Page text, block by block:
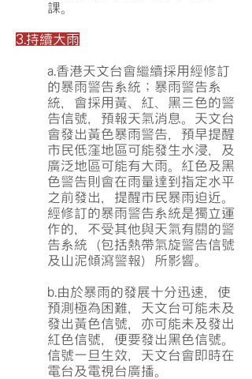
課。
3.持續大雨
a.香港天文台會繼續採用經修訂
的暴雨警告系統；暴雨警告系
統，會採用黃、紅、黑三色的警
告信號，預報天氣消息。天文台
會發出黃色暴雨警告，預早提醒
市民低窪地區可能發生水浸，及
廣泛地區可能有大雨。紅色及黑
色警告則會在雨量達到指定水平
之前發出，提醒市民暴雨迫近。
經修訂的暴雨警告系統是獨立運
作的，不受其他與天氣有關的警
告系統（包括熱帶氣旋警告信號
及山泥傾瀉警報）所影響。
b.由於暴雨的發展十分迅速，使
預測極為困難，天文台可能未及
發出黃色信號，亦可能未及發出
紅色信號，便要發出黑色信號。
信號一旦生效，天文台會即時在
電台及電視台廣播。